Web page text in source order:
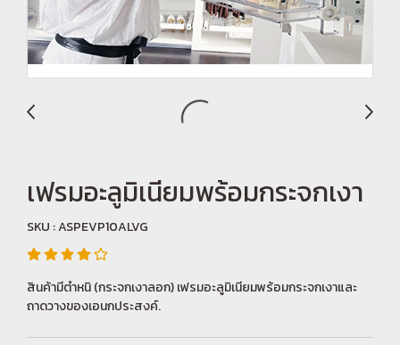
เฟรมอะลูมิเนียมพร้อมกระจกเงา
SKU : ASPEVP10ALVG
สินค้ามีตำหนิ (กระจกเงาลอก) เฟรมอะลูมิเนียมพร้อมกระจกเงาและ
ถาดวางของเอนกประสงค์.